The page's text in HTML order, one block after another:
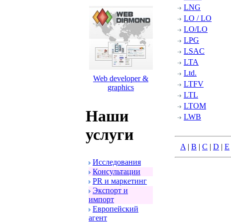
Web developer &
graphics
Наши
услуги
Исследования
Консультации
PR и маpкетинг
Экспоpт и
импоpт
Евpопейский
агент
LNG
LO / LO
LO/LO
LPG
LSAC
LTA
Ltd.
LTFV
LTL
LTOM
LWB
A | B | C | D | E